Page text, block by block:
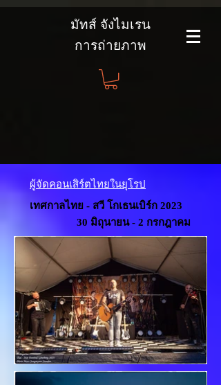
มัทส์ จังไมเรน
การถ่ายภาพ
ผู้จัดคอนเสิร์ตไทยในยุโรป
เทศกาลไทย - สวี โกเธนเบิร์ก 2023
30 มิถุนายน - 2 กรกฎาคม